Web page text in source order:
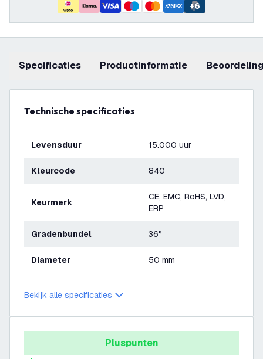
+6
Specificaties productinformatie
Technische specificaties
Levensduur 15.000 uur
Kleurcode 840
Keurmerk
CE, EMC, RoHS, LVD,
ERP
Gradenbundel 36°
Diameter 50 mm
Bekijk alle specificaties
Pluspunten